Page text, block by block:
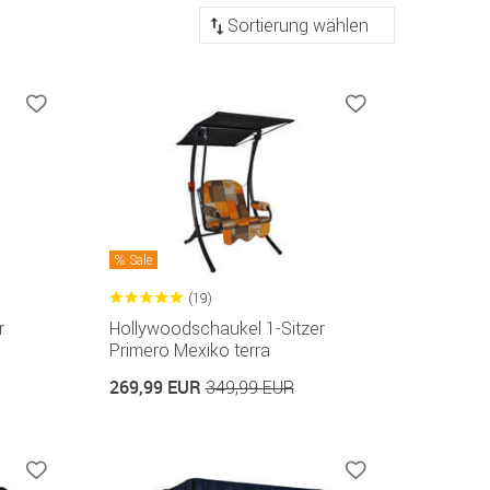
Sortierung
Sale
(19)
Hollywoodschaukel 1-Sitzer
Primero Mexiko terra
269,99 EUR349,99 EUR